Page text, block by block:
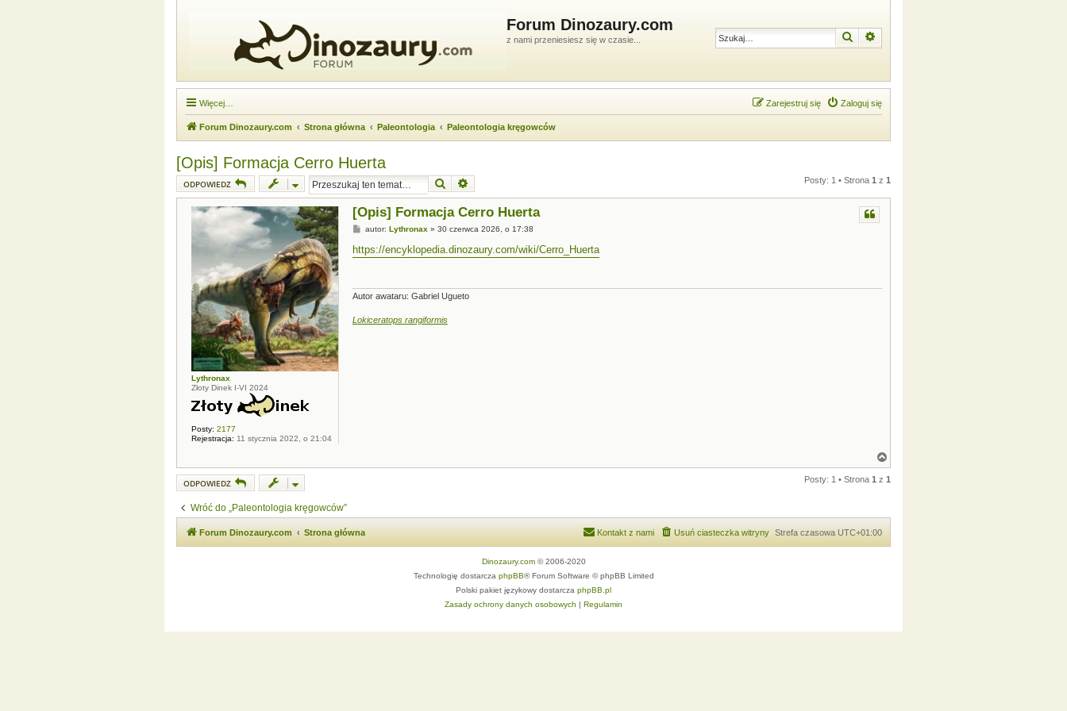
Forum Dinozaury.com
z nami przeniesiesz się w czasie... Szukaj
Więcej… Zaloguj się
Zarejestruj się
Forum Dinozaury.com Strona główna Paleontologia Paleontologia kręgowców
[Opis] Formacja Cerro Huerta
ODPOWIEDZ Szukaj Posty: 1 • Strona 1 z 1
Lythronax
Złoty Dinek I-VI 2024
Posty: 2177
Rejestracja: 11 stycznia 2022, o 21:04
[Opis] Formacja Cerro Huerta
P
s
t
autor: Lythronax » 30 czerwca 2026, o 17:38
https://encyklopedia.dinozaury.com/wiki/Cerro_Huerta
Autor awataru: Gabriel Ugueto
Lokiceratops rangiformis
a
g
ODPOWIEDZ Posty: 1 • Strona 1 z 1
Wróć do „Paleontologia kręgowców”
Forum Dinozaury.com Strona główna Strefa czasowa UTC+01:00
Usuń ciasteczka witryny
Kontakt z nami
Dinozaury.com© 2006-2020
Technologię dostarcza phpBB® Forum Software © phpBB Limited
Polski pakiet językowy dostarcza phpBB.pl
Zasady ochrony danych osobowych | Regulamin